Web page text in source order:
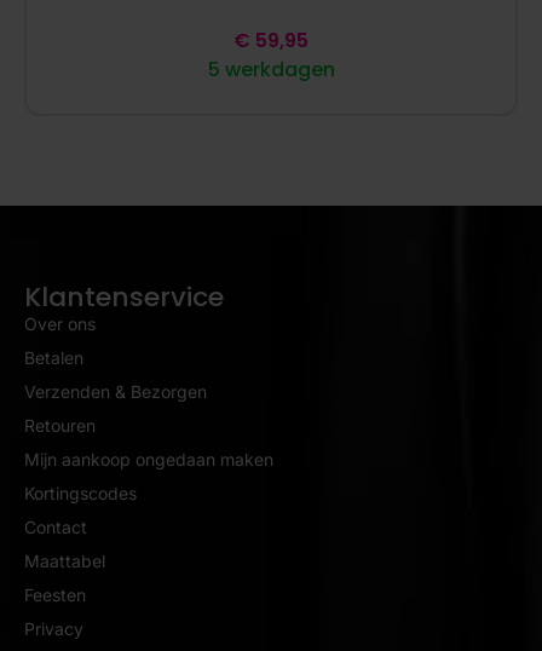
5 werkdagen
€ 59,95
Klantenservice
Over ons
Betalen
Verzenden & Bezorgen
Retouren
Mijn aankoop ongedaan maken
Kortingscodes
Contact
Maattabel
Feesten
Privacy